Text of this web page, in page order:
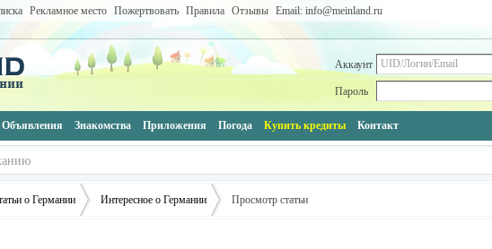
Рекламное место Пожертвовать Правила Отзывы Email: info@meinland.ru
Аккаунт
Пароль
Объявления Знакомства Приложения Погода Купить кредиты Контакт
о Германии Интересное о Германии Просмотр статьи